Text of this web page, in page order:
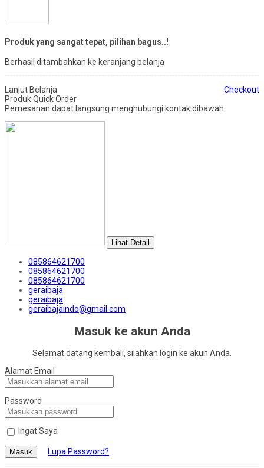
Produk yang sangat tepat, pilihan bagus..!
Berhasil ditambahkan ke keranjang belanja
Lanjut Belanja
Checkout
Produk Quick Order
Pemesanan dapat langsung menghubungi kontak dibawah:
Lihat Detail
085864621700
085864621700
085864621700
geraibaja
geraibaja
geraibajaindo@gmail.com
Masuk ke akun Anda
Selamat datang kembali, silahkan login ke akun Anda.
Alamat Email
Password
Ingat Saya
Masuk Lupa Password?